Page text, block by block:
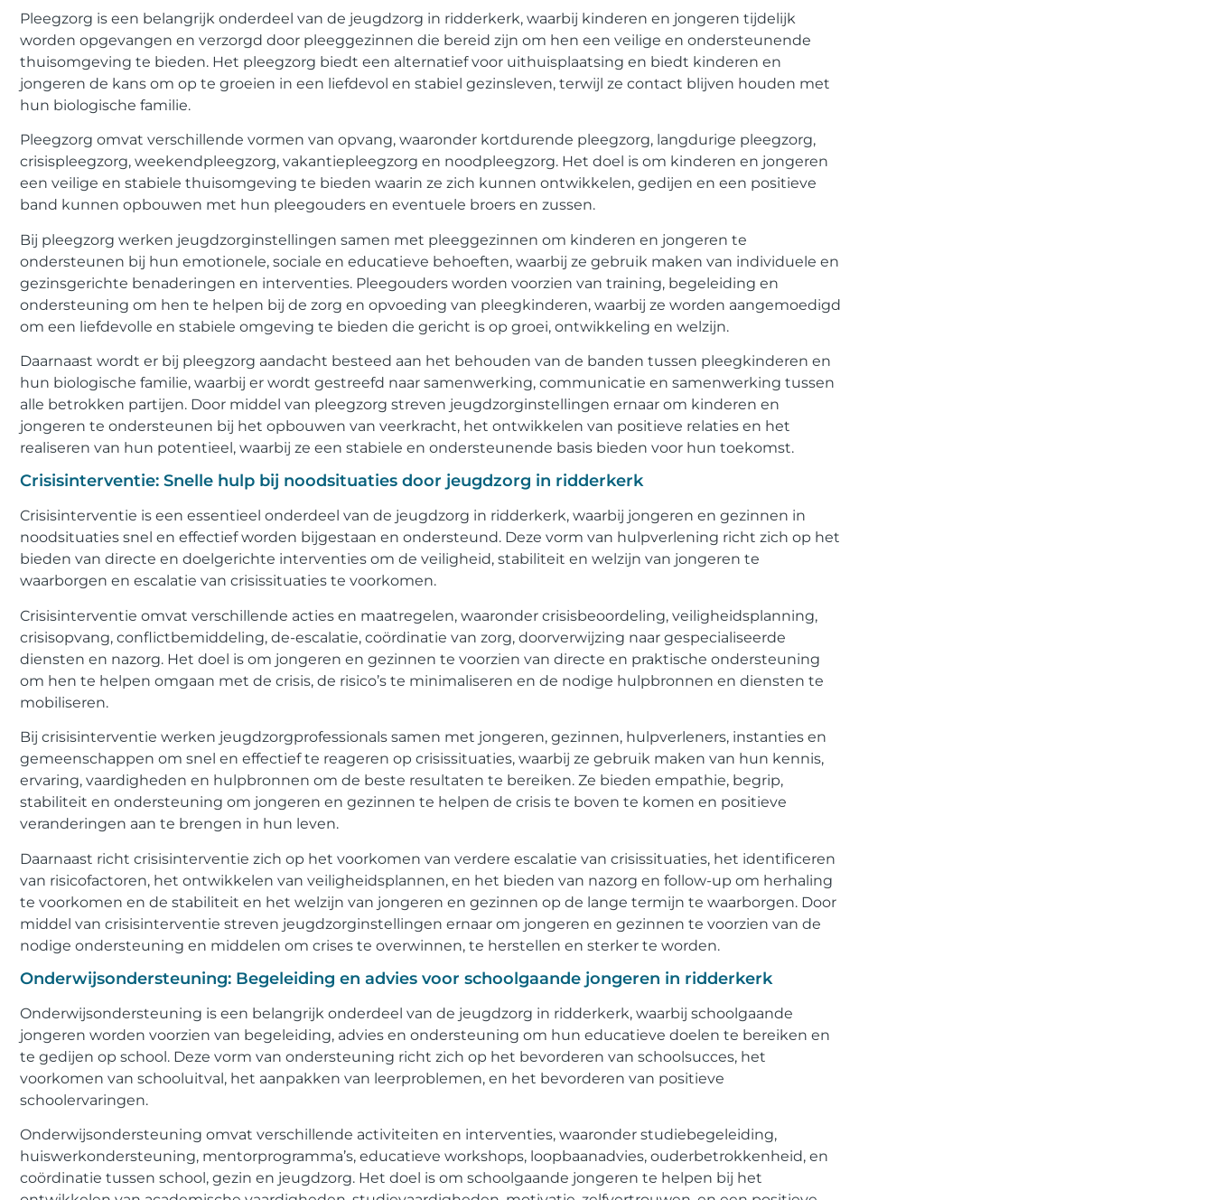
Pleegzorg is een belangrijk onderdeel van de jeugdzorg in ridderkerk, waarbij kinderen en jongeren tijdelijk
worden opgevangen en verzorgd door pleeggezinnen die bereid zijn om hen een veilige en ondersteunende
thuisomgeving te bieden. Het pleegzorg biedt een alternatief voor uithuisplaatsing en biedt kinderen en
jongeren de kans om op te groeien in een liefdevol en stabiel gezinsleven, terwijl ze contact blijven houden met
hun biologische familie.
Pleegzorg omvat verschillende vormen van opvang, waaronder kortdurende pleegzorg, langdurige pleegzorg,
crisispleegzorg, weekendpleegzorg, vakantiepleegzorg en noodpleegzorg. Het doel is om kinderen en jongeren
een veilige en stabiele thuisomgeving te bieden waarin ze zich kunnen ontwikkelen, gedijen en een positieve
band kunnen opbouwen met hun pleegouders en eventuele broers en zussen.
Bij pleegzorg werken jeugdzorginstellingen samen met pleeggezinnen om kinderen en jongeren te
ondersteunen bij hun emotionele, sociale en educatieve behoeften, waarbij ze gebruik maken van individuele en
gezinsgerichte benaderingen en interventies. Pleegouders worden voorzien van training, begeleiding en
ondersteuning om hen te helpen bij de zorg en opvoeding van pleegkinderen, waarbij ze worden aangemoedigd
om een liefdevolle en stabiele omgeving te bieden die gericht is op groei, ontwikkeling en welzijn.
Daarnaast wordt er bij pleegzorg aandacht besteed aan het behouden van de banden tussen pleegkinderen en
hun biologische familie, waarbij er wordt gestreefd naar samenwerking, communicatie en samenwerking tussen
alle betrokken partijen. Door middel van pleegzorg streven jeugdzorginstellingen ernaar om kinderen en
jongeren te ondersteunen bij het opbouwen van veerkracht, het ontwikkelen van positieve relaties en het
realiseren van hun potentieel, waarbij ze een stabiele en ondersteunende basis bieden voor hun toekomst.
Crisisinterventie: Snelle hulp bij noodsituaties door jeugdzorg in ridderkerk
Crisisinterventie is een essentieel onderdeel van de jeugdzorg in ridderkerk, waarbij jongeren en gezinnen in
noodsituaties snel en effectief worden bijgestaan en ondersteund. Deze vorm van hulpverlening richt zich op het
bieden van directe en doelgerichte interventies om de veiligheid, stabiliteit en welzijn van jongeren te
waarborgen en escalatie van crisissituaties te voorkomen.
Crisisinterventie omvat verschillende acties en maatregelen, waaronder crisisbeoordeling, veiligheidsplanning,
crisisopvang, conflictbemiddeling, de-escalatie, coördinatie van zorg, doorverwijzing naar gespecialiseerde
diensten en nazorg. Het doel is om jongeren en gezinnen te voorzien van directe en praktische ondersteuning
om hen te helpen omgaan met de crisis, de risico’s te minimaliseren en de nodige hulpbronnen en diensten te
mobiliseren.
Bij crisisinterventie werken jeugdzorgprofessionals samen met jongeren, gezinnen, hulpverleners, instanties en
gemeenschappen om snel en effectief te reageren op crisissituaties, waarbij ze gebruik maken van hun kennis,
ervaring, vaardigheden en hulpbronnen om de beste resultaten te bereiken. Ze bieden empathie, begrip,
stabiliteit en ondersteuning om jongeren en gezinnen te helpen de crisis te boven te komen en positieve
veranderingen aan te brengen in hun leven.
Daarnaast richt crisisinterventie zich op het voorkomen van verdere escalatie van crisissituaties, het identificeren
van risicofactoren, het ontwikkelen van veiligheidsplannen, en het bieden van nazorg en follow-up om herhaling
te voorkomen en de stabiliteit en het welzijn van jongeren en gezinnen op de lange termijn te waarborgen. Door
middel van crisisinterventie streven jeugdzorginstellingen ernaar om jongeren en gezinnen te voorzien van de
nodige ondersteuning en middelen om crises te overwinnen, te herstellen en sterker te worden.
Onderwijsondersteuning: Begeleiding en advies voor schoolgaande jongeren in ridderkerk
Onderwijsondersteuning is een belangrijk onderdeel van de jeugdzorg in ridderkerk, waarbij schoolgaande
jongeren worden voorzien van begeleiding, advies en ondersteuning om hun educatieve doelen te bereiken en
te gedijen op school. Deze vorm van ondersteuning richt zich op het bevorderen van schoolsucces, het
voorkomen van schooluitval, het aanpakken van leerproblemen, en het bevorderen van positieve
schoolervaringen.
Onderwijsondersteuning omvat verschillende activiteiten en interventies, waaronder studiebegeleiding,
huiswerkondersteuning, mentorprogramma’s, educatieve workshops, loopbaanadvies, ouderbetrokkenheid, en
coördinatie tussen school, gezin en jeugdzorg. Het doel is om schoolgaande jongeren te helpen bij het